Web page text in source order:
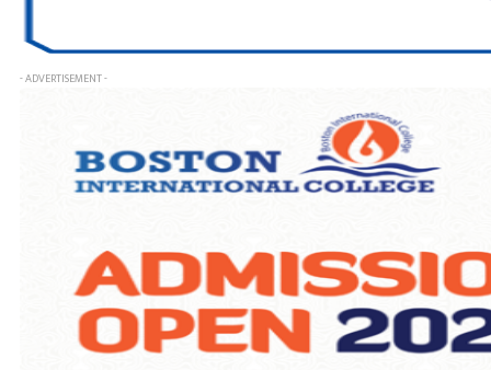
- ADVERTISEMENT -